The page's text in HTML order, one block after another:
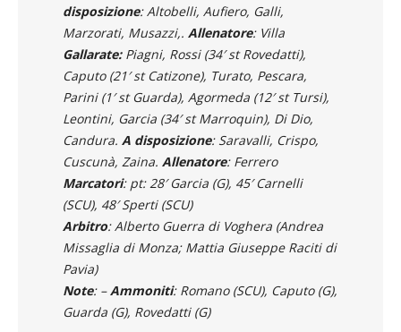
disposizione: Altobelli, Aufiero, Galli,
Marzorati, Musazzi,. Allenatore: Villa
Gallarate:Piagni, Rossi (34′ st Rovedatti),
Caputo (21′ st Catizone), Turato, Pescara,
Parini (1′ st Guarda), Agormeda (12′ st Tursi),
Leontini, Garcia (34′ st Marroquin), Di Dio,
Candura. A disposizione: Saravalli, Crispo,
Cuscunà, Zaina. Allenatore: Ferrero
Marcatori: pt: 28′ Garcia (G), 45′ Carnelli
(SCU), 48′ Sperti (SCU)
Arbitro: Alberto Guerra di Voghera (Andrea
Missaglia di Monza; Mattia Giuseppe Raciti di
Pavia)
Note: –Ammoniti: Romano (SCU), Caputo (G),
Guarda (G), Rovedatti (G)